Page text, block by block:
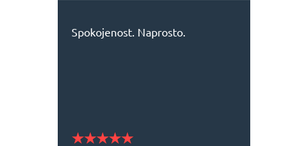
Spokojenost. Naprosto.